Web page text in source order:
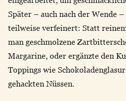
Später – auch nach der Wende
teilweise verfeinert: Statt
man geschmolzene
Margarine, oder ergänzte den
Toppings wie
gehackten Nüssen.